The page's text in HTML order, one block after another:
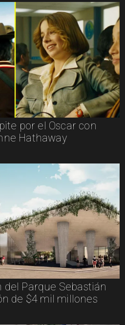
por el Oscar con
Hathaway
Parque Sebastián
de $4 mil millones